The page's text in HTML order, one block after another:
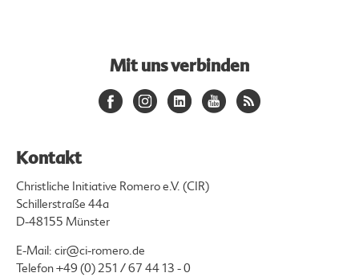
Mit uns verbinden
Kontakt
Christliche Initiative Romero e.V. (CIR)
Schillerstraße 44a
D-48155 Münster
E-Mail: cir@ci-romero.de
Telefon+49 (0) 251 / 67 44 13 - 0